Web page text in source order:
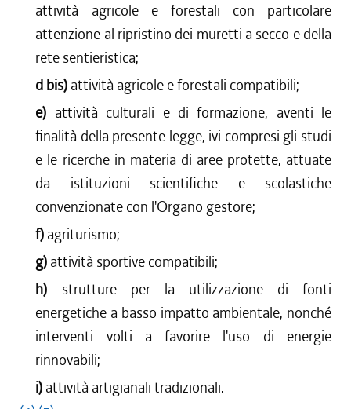
attività agricole e forestali con particolare
attenzione al ripristino dei muretti a secco e della
rete sentieristica;
d bis) attività agricole e forestali compatibili;
e) attività culturali e di formazione, aventi le
finalità della presente legge, ivi compresi gli studi
e le ricerche in materia di aree protette, attuate
da istituzioni scientifiche e scolastiche
convenzionate con l'Organo gestore;
f) agriturismo;
g) attività sportive compatibili;
h) strutture per la utilizzazione di fonti
energetiche a basso impatto ambientale, nonché
interventi volti a favorire l'uso di energie
rinnovabili;
i) attività artigianali tradizionali.